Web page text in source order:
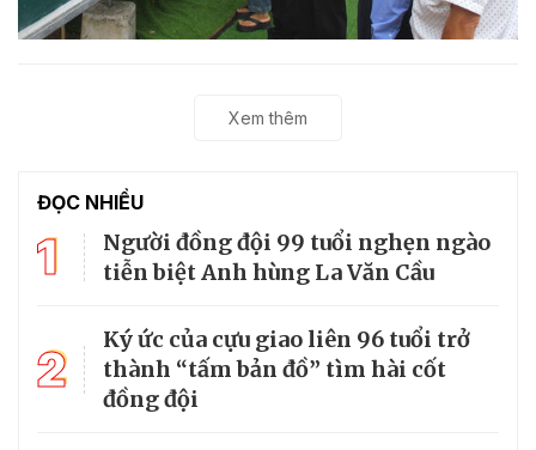
Xem thêm
ĐỌC NHIỀU
1
Người đồng đội 99 tuổi nghẹn ngào
tiễn biệt Anh hùng La Văn Cầu
2
Ký ức của cựu giao liên 96 tuổi trở
thành “tấm bản đồ” tìm hài cốt
đồng đội